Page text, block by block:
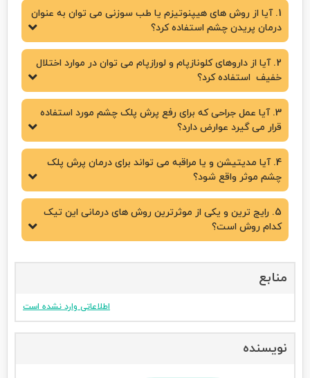
1. آیا از روش های هیپنوتیزم یا طب سوزنی می توان به عنوان
درمان پریدن چشم استفاده کرد؟
2. آیا از داروهای کلونازپام و لورازپام می توان در موارد اختلال
خفیف استفاده کرد؟
3. آیا عمل جراحی که برای رفع پرش پلک چشم مورد استفاده
قرار می گیرد عوارض دارد؟
4. آیا مدیتیشن و یا مراقبه می تواند برای درمان پرش پلک
چشم موثر واقع شود؟
5. رایج ترین و یکی از موثرترین روش های درمانی این تیک
کدام روش است؟
منابع
اطلاعاتی وارد نشده است
نویسنده